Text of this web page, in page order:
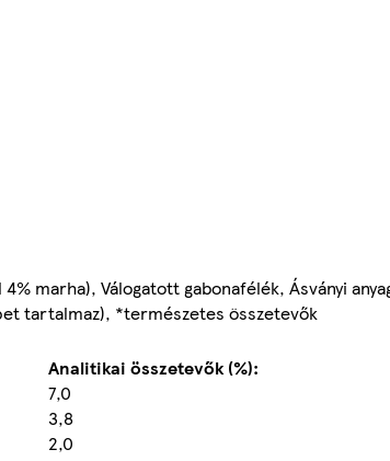
marha), Válogatott gabonafélék, Ásványi
tartalmaz), *természetes összetevők
Analitikai összetevők (%):
7,0
3,8
2,0